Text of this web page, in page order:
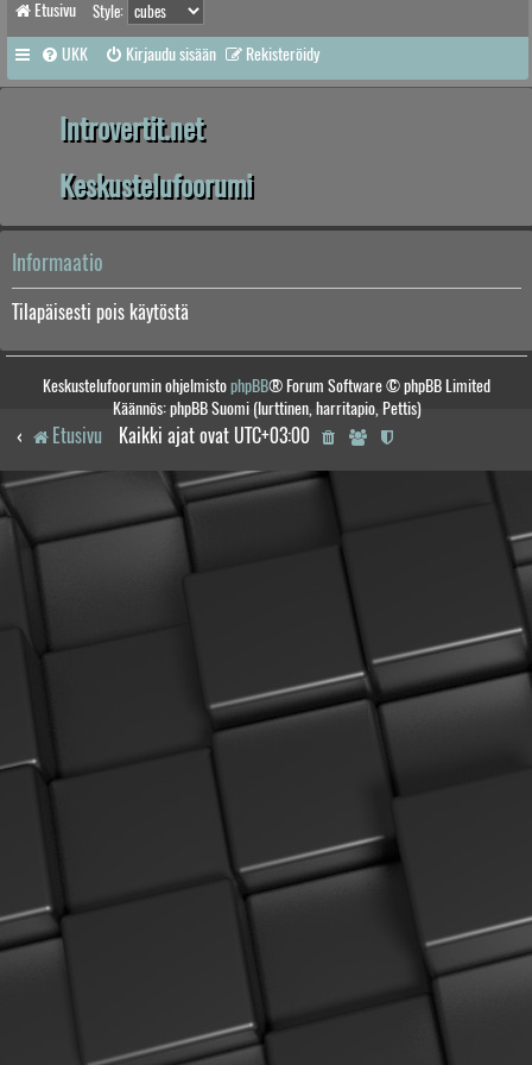
Etusivu Style:
UKK Kirjaudu sisään Rekisteröidy
Introvertit.net
Keskustelufoorumi
Informaatio
Tilapäisesti pois käytöstä
Keskustelufoorumin ohjelmistophpBB® Forum Software © phpBB Limited
Käännös: phpBB Suomi (lurttinen, harritapio, Pettis)
Etusivu Kaikki ajat ovat UTC+03:00